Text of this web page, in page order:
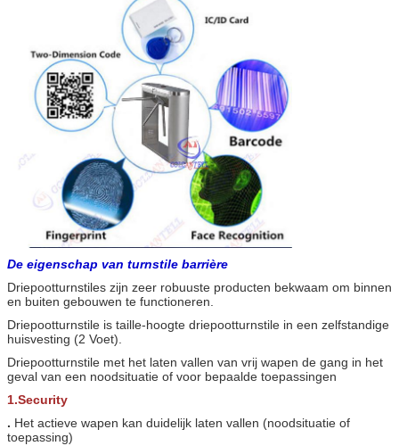
De eigenschap van turnstile barrière
Driepootturnstiles zijn zeer robuuste producten bekwaam om binnen
en buiten gebouwen te functioneren.
Driepootturnstile is taille-hoogte driepootturnstile in een zelfstandige
huisvesting (2 Voet).
Driepootturnstile met het laten vallen van vrij wapen de gang in het
geval van een noodsituatie of voor bepaalde toepassingen
1.Security
. Het actieve wapen kan duidelijk laten vallen (noodsituatie of
toepassing)